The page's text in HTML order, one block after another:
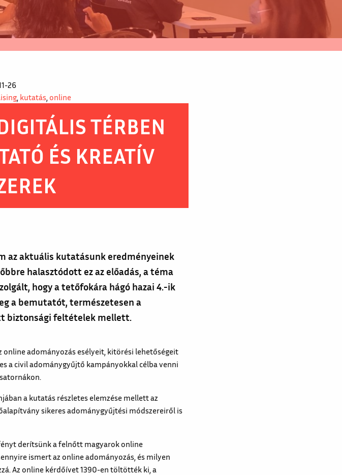
26
, kutatás, online
TÉRBEN
ÉS KREATÍV
az aktuális kutatásunk eredményeinek
halasztódott ez az előadás, a téma
hogy a tetőfokára hágó hazai 4.-ik
a bemutatót, természetesen a
biztonsági feltételek mellett.
adományozás esélyeit, kitörési lehetőségeit
a civil adománygyűjtő kampányokkal célba venni
a kutatás részletes elemzése mellett az
sikeres adománygyűjtési módszereiről is
derítsünk a felnőtt magyarok online
ismert az online adományozás, és milyen
Az online kérdőívet 1390-en töltötték ki, a